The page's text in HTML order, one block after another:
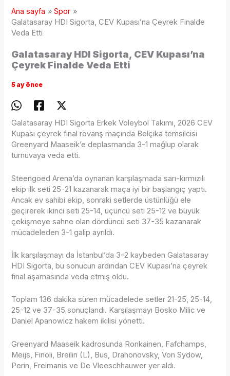
Ana sayfa
Spor
Galatasaray HDI Sigorta, CEV Kupası’na Çeyrek Finalde
Veda Etti
Galatasaray HDI Sigorta, CEV Kupası’na
Çeyrek Finalde Veda Etti
5 ay önce
Galatasaray HDI Sigorta Erkek Voleybol Takımı, 2026 CEV
Kupası çeyrek final rövanş maçında Belçika temsilcisi
Greenyard Maaseik’e deplasmanda 3-1 mağlup olarak
turnuvaya veda etti.
Steengoed Arena’da oynanan karşılaşmada sarı-kırmızılı
ekip ilk seti 25-21 kazanarak maça iyi bir başlangıç yaptı.
Ancak ev sahibi ekip, sonraki setlerde üstünlüğü ele
geçirerek ikinci seti 25-14, üçüncü seti 25-12 ve büyük
çekişmeye sahne olan dördüncü seti 37-35 kazanarak
mücadeleden 3-1 galip ayrıldı.
İlk karşılaşmayı da İstanbul’da 3-2 kaybeden Galatasaray
HDI Sigorta, bu sonucun ardından CEV Kupası’na çeyrek
final aşamasında veda etmiş oldu.
Toplam 136 dakika süren mücadelede setler 21-25, 25-14,
25-12 ve 37-35 sonuçlandı. Karşılaşmayı Bosko Milic ve
Daniel Apanowicz hakem ikilisi yönetti.
Greenyard Maaseik kadrosunda Ronkainen, Fafchamps,
Meijs, Finoli, Breilin (L), Bus, Drahonovsky, Von Sydow,
Perin, Freimanis ve De Vleeschhauwer yer aldı.